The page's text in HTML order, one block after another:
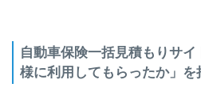
自動車保険一括見積もりサ
様に利用してもらったか」